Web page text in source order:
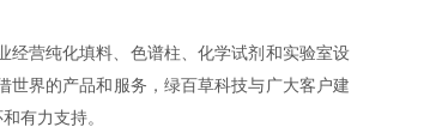
经营纯化填料、色谱柱、化学试剂和实验室设
世界的产品和服务，绿百草科技与广大客户建
有力支持。